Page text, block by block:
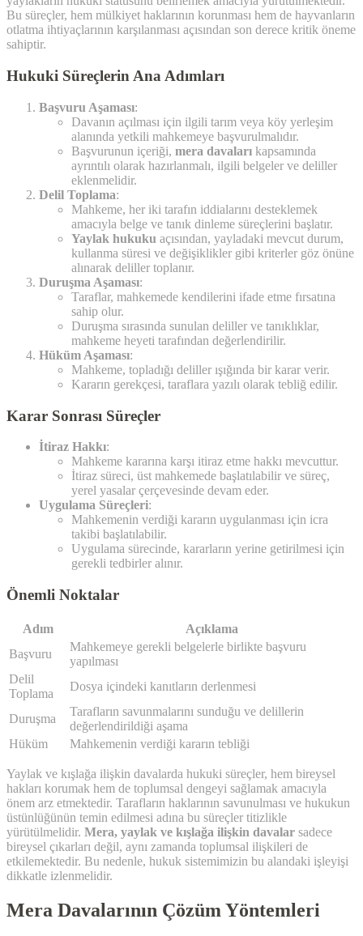
Bu süreçler, hem mülkiyet haklarının korunması hem de hayvanların
otlatma ihtiyaçlarının karşılanması açısından son derece kritik öneme
sahiptir.
Hukuki Süreçlerin Ana Adımları
Başvuru Aşaması:
Davanın açılması için ilgili tarım veya köy yerleşim
alanında yetkili mahkemeye başvurulmalıdır.
Başvurunun içeriği, mera davaları kapsamında
ayrıntılı olarak hazırlanmalı, ilgili belgeler ve deliller
eklenmelidir.
Delil Toplama:
Mahkeme, her iki tarafın iddialarını desteklemek
amacıyla belge ve tanık dinleme süreçlerini başlatır.
Yaylak hukuku açısından, yayladaki mevcut durum,
kullanma süresi ve değişiklikler gibi kriterler göz önüne
alınarak deliller toplanır.
Duruşma Aşaması:
Taraflar, mahkemede kendilerini ifade etme fırsatına
sahip olur.
Duruşma sırasında sunulan deliller ve tanıklıklar,
mahkeme heyeti tarafından değerlendirilir.
Hüküm Aşaması:
Mahkeme, topladığı deliller ışığında bir karar verir.
Kararın gerekçesi, taraflara yazılı olarak tebliğ edilir.
Karar Sonrası Süreçler
İtiraz Hakkı:
Mahkeme kararına karşı itiraz etme hakkı mevcuttur.
İtiraz süreci, üst mahkemede başlatılabilir ve süreç,
yerel yasalar çerçevesinde devam eder.
Uygulama Süreçleri:
Mahkemenin verdiği kararın uygulanması için icra
takibi başlatılabilir.
Uygulama sürecinde, kararların yerine getirilmesi için
gerekli tedbirler alınır.
Önemli Noktalar
Adım
Açıklama
Başvuru
Mahkemeye gerekli belgelerle birlikte başvuru
yapılması
Delil
Toplama
Dosya içindeki kanıtların derlenmesi
Duruşma
Tarafların savunmalarını sunduğu ve delillerin
değerlendirildiği aşama
Hüküm
Mahkemenin verdiği kararın tebliği
Yaylak ve kışlağa ilişkin davalarda hukuki süreçler, hem bireysel
hakları korumak hem de toplumsal dengeyi sağlamak amacıyla
önem arz etmektedir. Tarafların haklarının savunulması ve hukukun
üstünlüğünün temin edilmesi adına bu süreçler titizlikle
yürütülmelidir. Mera, yaylak ve kışlağa ilişkin davalar sadece
bireysel çıkarları değil, aynı zamanda toplumsal ilişkileri de
etkilemektedir. Bu nedenle, hukuk sistemimizin bu alandaki işleyişi
dikkatle izlenmelidir.
Mera Davalarının Çözüm Yöntemleri